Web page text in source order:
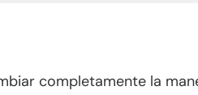
completamente la